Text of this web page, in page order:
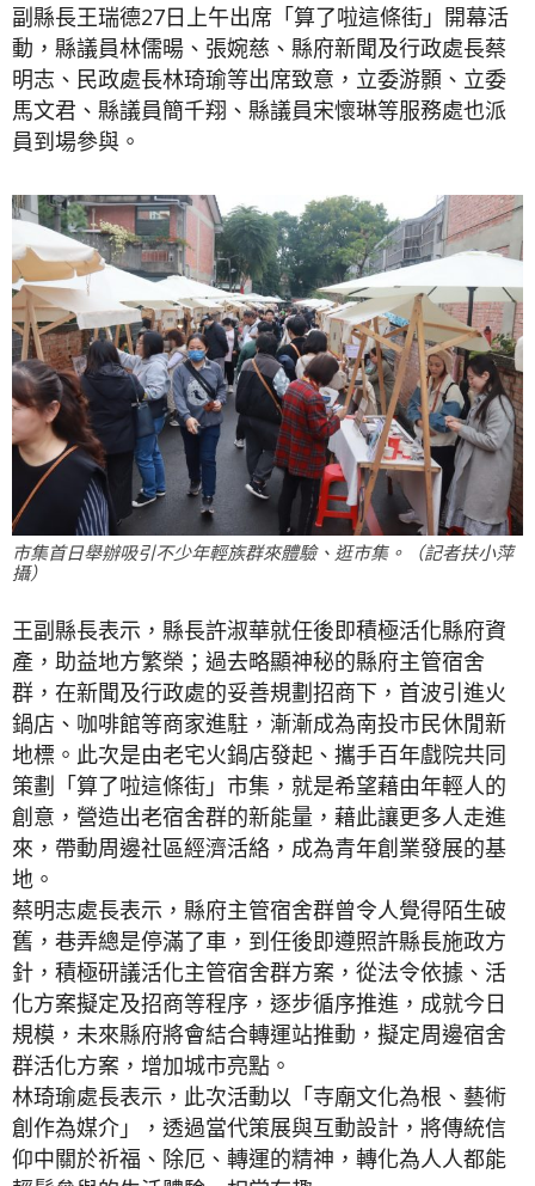
副縣長王瑞德27日上午出席「算了啦這條街」開幕活
動，縣議員林儒暘、張婉慈、縣府新聞及行政處長蔡
明志、民政處長林琦瑜等出席致意，立委游顥、立委
馬文君、縣議員簡千翔、縣議員宋懷琳等服務處也派
員到場參與。
市集首日舉辦吸引不少年輕族群來體驗、逛市集。（記者扶小萍
攝）
王副縣長表示，縣長許淑華就任後即積極活化縣府資
產，助益地方繁榮；過去略顯神秘的縣府主管宿舍
群，在新聞及行政處的妥善規劃招商下，首波引進火
鍋店、咖啡館等商家進駐，漸漸成為南投市民休閒新
地標。此次是由老宅火鍋店發起、攜手百年戲院共同
策劃「算了啦這條街」市集，就是希望藉由年輕人的
創意，營造出老宿舍群的新能量，藉此讓更多人走進
來，帶動周邊社區經濟活絡，成為青年創業發展的基
地。
蔡明志處長表示，縣府主管宿舍群曾令人覺得陌生破
舊，巷弄總是停滿了車，到任後即遵照許縣長施政方
針，積極研議活化主管宿舍群方案，從法令依據、活
化方案擬定及招商等程序，逐步循序推進，成就今日
規模，未來縣府將會結合轉運站推動，擬定周邊宿舍
群活化方案，增加城市亮點。
林琦瑜處長表示，此次活動以「寺廟文化為根、藝術
創作為媒介」，透過當代策展與互動設計，將傳統信
仰中關於祈福、除厄、轉運的精神，轉化為人人都能